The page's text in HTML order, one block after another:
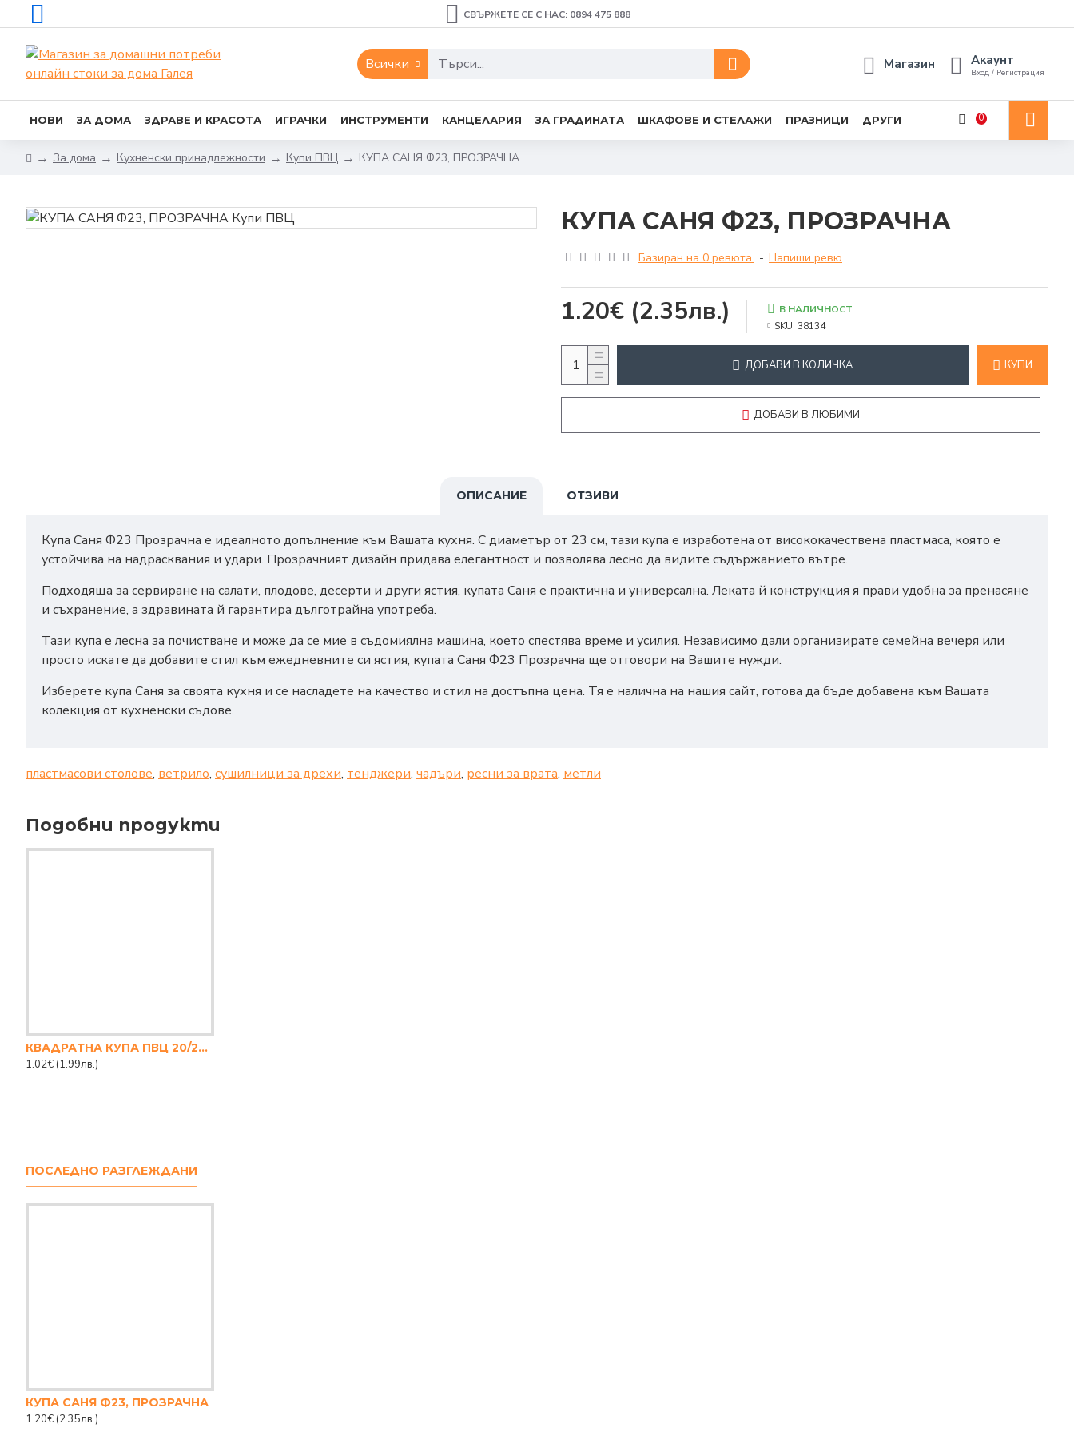
СВЪРЖЕТЕ СЕ С НАС: 0894 475 888
Всички Магазин Акаунт
Вход / Регистрация
НОВИ ЗА ДОМА ЗДРАВЕ И КРАСОТА ИГРАЧКИ ИНСТРУМЕНТИ КАНЦЕЛАРИЯ ЗА ГРАДИНАТА ШКАФОВЕ И СТЕЛАЖИ ПРАЗНИЦИ ДРУГИ 0
За дома Кухненски принадлежности Купи ПВЦ КУПА САНЯ Ф23, ПРОЗРАЧНА
КУПА САНЯ Ф23, ПРОЗРАЧНА
Базиран на 0 ревюта. - Напиши ревю
1.20€ (2.35лв.)
В НАЛИЧНОСТ
SKU: 38134
ДОБАВИ В КОЛИЧКА КУПИ
ДОБАВИ В ЛЮБИМИ
ОПИСАНИЕ ОТЗИВИ
Купа Саня Ф23 Прозрачна е идеалното допълнение към Вашата кухня. С диаметър от 23 см, тази купа е изработена от висококачествена пластмаса, която е
устойчива на надрасквания и удари. Прозрачният дизайн придава елегантност и позволява лесно да видите съдържанието вътре.
Подходяща за сервиране на салати, плодове, десерти и други ястия, купата Саня е практична и универсална. Леката й конструкция я прави удобна за пренасяне
и съхранение, а здравината й гарантира дълготрайна употреба.
Тази купа е лесна за почистване и може да се мие в съдомиялна машина, което спестява време и усилия. Независимо дали организирате семейна вечеря или
просто искате да добавите стил към ежедневните си ястия, купата Саня Ф23 Прозрачна ще отговори на Вашите нужди.
Изберете купа Саня за своята кухня и се насладете на качество и стил на достъпна цена. Тя е налична на нашия сайт, готова да бъде добавена към Вашата
колекция от кухненски съдове.
пластмасови столове, ветрило, сушилници за дрехи, тенджери, чадъри, ресни за врата, метли
Подобни продукти
КВАДРАТНА КУПА ПВЦ 20/20 СМ.
1.02€ (1.99лв.)
ПОСЛЕДНО РАЗГЛЕЖДАНИ
КУПА САНЯ Ф23, ПРОЗРАЧНА
1.20€ (2.35лв.)